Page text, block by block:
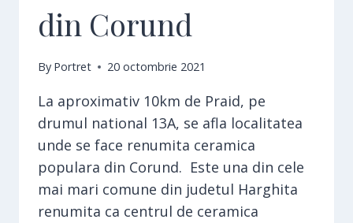
din Corund
By Portret 20 octombrie 2021
La aproximativ 10km de Praid, pe
drumul national 13A, se afla localitatea
unde se face renumita ceramica
populara din Corund. Este una din cele
mai mari comune din judetul Harghita
renumita ca centrul de ceramica